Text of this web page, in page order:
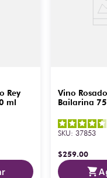
Rey
ml
Vino
Bailarina
SKU: 37853
$259.00